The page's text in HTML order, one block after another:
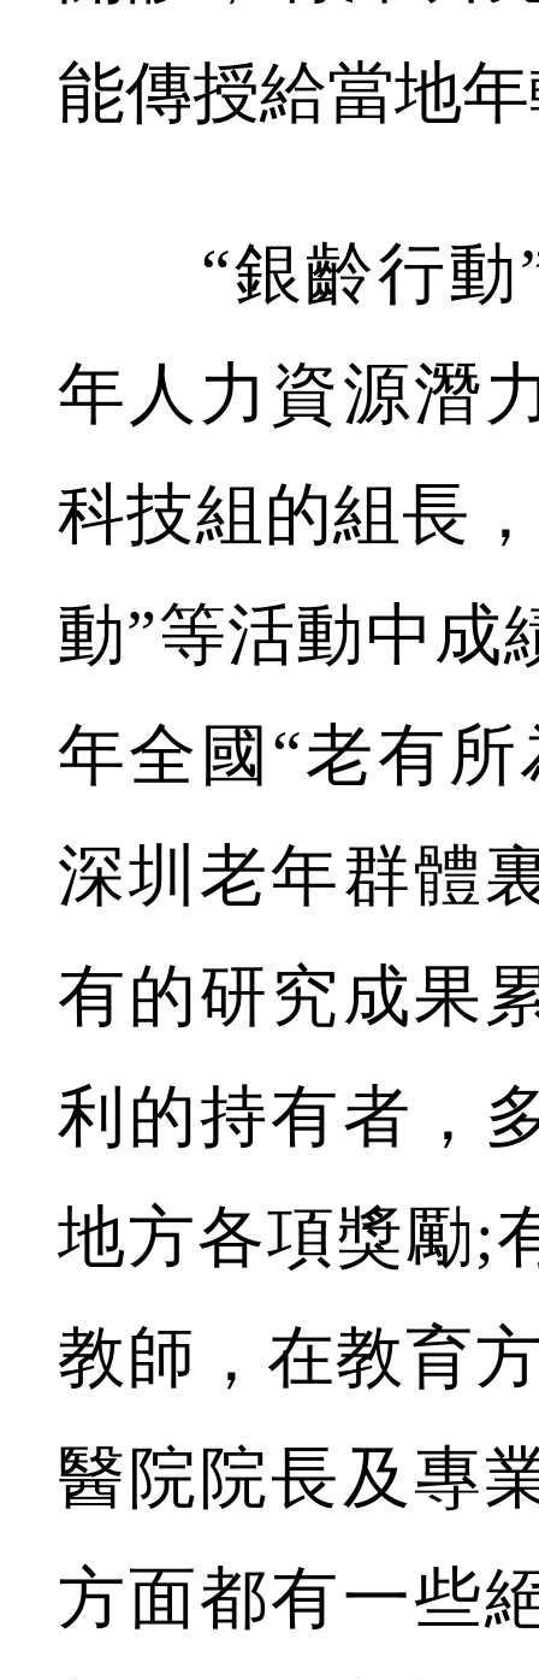
能傳授給當地
“銀齡行動”
年人力資源潛
科技組的組長
動”等活動中成
年全國“老有
深圳老年群體
有的研究成果
利的持有者，
地方各項獎勵;
教師，在教育
醫院院長及專
方面都有一些